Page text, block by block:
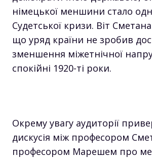
німецької меншини стало
Судетської кризи. Віт
що уряд країни не зробив
зменшення міжетнічної
спокійні 1920-ті роки.
Окрему увагу аудиторії
дискусія між професором
професором Марешем про